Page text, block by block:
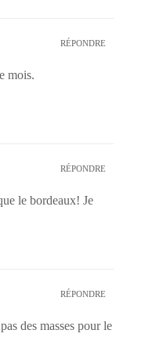
RÉPONDRE
mois.
RÉPONDRE
le bordeaux! Je
RÉPONDRE
des masses pour le